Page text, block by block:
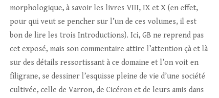
morphologique, à savoir les livres VIII, IX et X (en effet,
pour qui veut se pencher sur l’un de ces volumes, il est
bon de lire les trois Introductions). Ici, GB ne reprend pas
cet exposé, mais son commentaire attire l’attention çà et là
sur des détails ressortissant à ce domaine et l’on voit en
filigrane, se dessiner l’esquisse pleine de vie d’une société
cultivée, celle de Varron, de Cicéron et de leurs amis dans